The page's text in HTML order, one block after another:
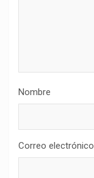
Nombre
Correo electrónico